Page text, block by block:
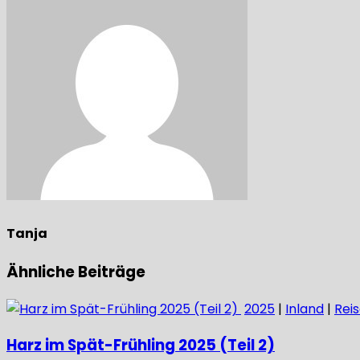
Tanja
Ähnliche Beiträge
2025 | Inland |
Harz im Spät-Frühling 2025 (Teil 2)